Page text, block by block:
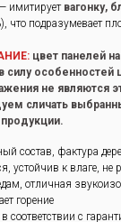
имитирует вагонку,
что подразумевает
цвет панелей
силу
не являются
сличать
состав, фактура
устойчив к влаге, не
отличная
горение
соответствии с